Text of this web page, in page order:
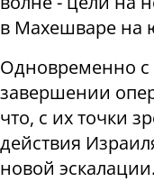
в Махешваре на
Одновременно
завершении
что, с их точки
действия
новой эскалации.